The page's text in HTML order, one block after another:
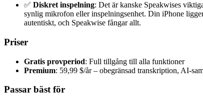
✅ Diskret inspelning: Det är kanske Speakwises
synlig mikrofon eller inspelningsenhet. Din iPhone
autentiskt, och Speakwise fångar allt.
Priser
Gratis provperiod: Full tillgång till alla funktioner
Premium: 59,99 $/år – obegränsad transkription, AI-
Passar bäst för